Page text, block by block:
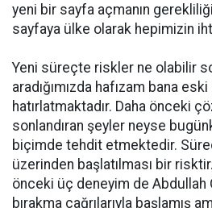
yeni bir sayfa açmanın
sayfaya ülke olarak hepimizin
Yeni süreçte riskler ne olabilir
aradığımızda hafızam bana
hatırlatmaktadır. Daha önceki
sonlandıran şeyler neyse
biçimde tehdit etmektedir.
üzerinden başlatılması bir
önceki üç deneyim de Abdullah
bırakma çağrılarıyla başlamış